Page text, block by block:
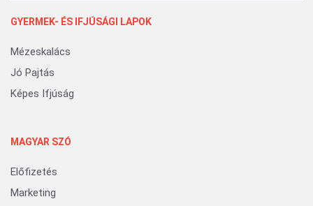
GYERMEK- ÉS IFJÚSÁGI LAPOK
Mézeskalács
Jó Pajtás
Képes Ifjúság
MAGYAR SZÓ
Előfizetés
Marketing